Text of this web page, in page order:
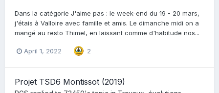
Dans la catégorie J'aime pas : le week-end du 19 - 20 mars,
j'étais à Valloire avec famille et amis. Le dimanche midi on a
mangé au resto Thimel, en laissant comme d'habitude nos...
April 1, 2022 2
Projet TSD6 Montissot (2019)